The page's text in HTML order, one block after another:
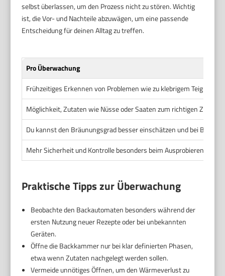
selbst überlassen, um den Prozess nicht zu stören. Wichtig
ist, die Vor- und Nachteile abzuwägen, um eine passende
Entscheidung für deinen Alltag zu treffen.
Pro Überwachung
Frühzeitiges Erkennen von Problemen wie zu klebrigem Teig oder
Möglichkeit, Zutaten wie Nüsse oder Saaten zum richtigen
Du kannst den Bräunungsgrad besser einschätzen und bei Bedarf
Mehr Sicherheit und Kontrolle besonders beim Ausprobieren neuer
Praktische Tipps zur Überwachung
Beobachte den Backautomaten besonders während der
ersten Nutzung neuer Rezepte oder bei unbekannten
Geräten.
Öffne die Backkammer nur bei klar definierten Phasen,
etwa wenn Zutaten nachgelegt werden sollen.
Vermeide unnötiges Öffnen, um den Wärmeverlust zu